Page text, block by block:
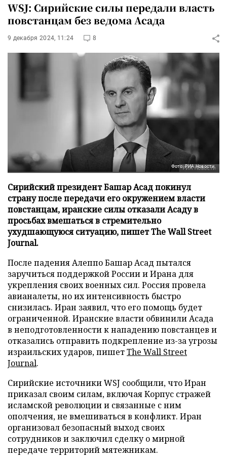
WSJ: Сирийские силы передали власть
повстанцам без ведома Асада
9 декабря 2024, 11:24 8
Фото: РИА Новости
Сирийский президент Башар Асад покинул
страну после передачи его окружением власти
повстанцам, иранские силы отказали Асаду в
просьбах вмешаться в стремительно
ухудшающуюся ситуацию, пишет The Wall Street
Journal.
После падения Алеппо Башар Асад пытался
заручиться поддержкой России и Ирана для
укрепления своих военных сил. Россия провела
авианалеты, но их интенсивность быстро
снизилась. Иран заявил, что его помощь будет
ограниченной. Иранские власти обвинили Асада
в неподготовленности к нападению повстанцев и
отказались отправить подкрепление из-за угрозы
израильских ударов, пишетThe Wall Street
Journal.
Сирийские источники WSJ сообщили, что Иран
приказал своим силам, включая Корпус стражей
исламской революции и связанные с ним
ополчения, не вмешиваться в конфликт. Иран
организовал безопасный выход своих
сотрудников и заключил сделку о мирной
передаче территорий мятежникам.